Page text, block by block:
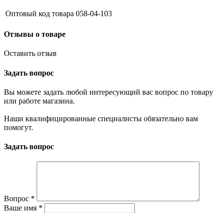
Оптовый код товара 058-04-103
Отзывы о товаре
Оставить отзыв
Задать вопрос
Вы можете задать любой интересующий вас вопрос по товару
или работе магазина.
Наши квалифицированные специалисты обязательно вам
помогут.
Задать вопрос
Вопрос *
Ваше имя *